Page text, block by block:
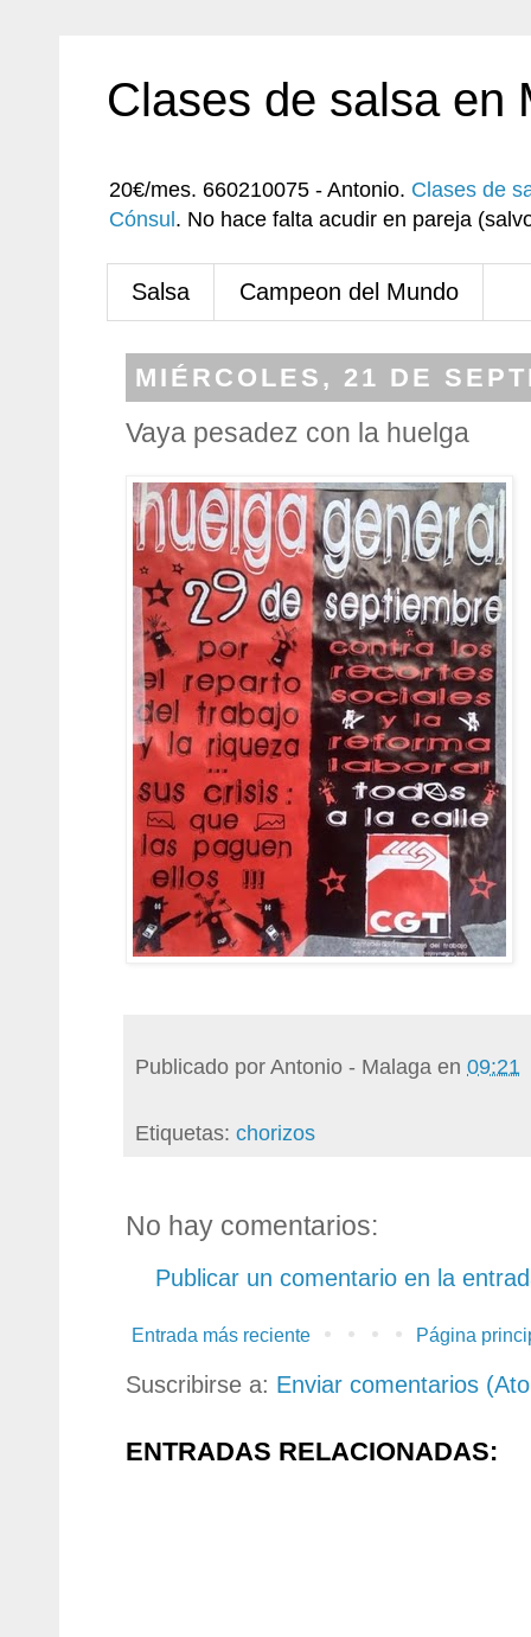
Clases de salsa en
20€/mes. 660210075 - Antonio. Clases de
Cónsul . No hace falta acudir en pareja
Salsa Campeon del Mundo
MIÉRCOLES, 21 DE
Vaya pesadez con la huelga
Publicado porAntonio - Malaga en 09:21
Etiquetas: chorizos
No hay comentarios:
Publicar un comentario en la
Entrada más reciente Página
Suscribirse a: Enviar comentarios
ENTRADAS RELACIONADAS: